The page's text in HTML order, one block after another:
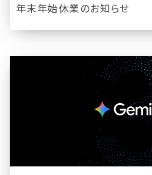
年末年始休業のお知らせ